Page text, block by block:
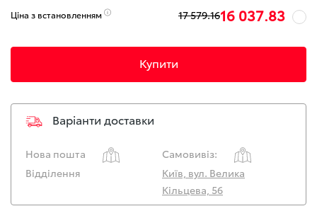
Ціна з встановленням 17 579.1616 037.83
Купити
Варіанти доставки
Нова пошта
Самовивіз:
Відділення
Київ, вул. Велика
Кільцева, 56